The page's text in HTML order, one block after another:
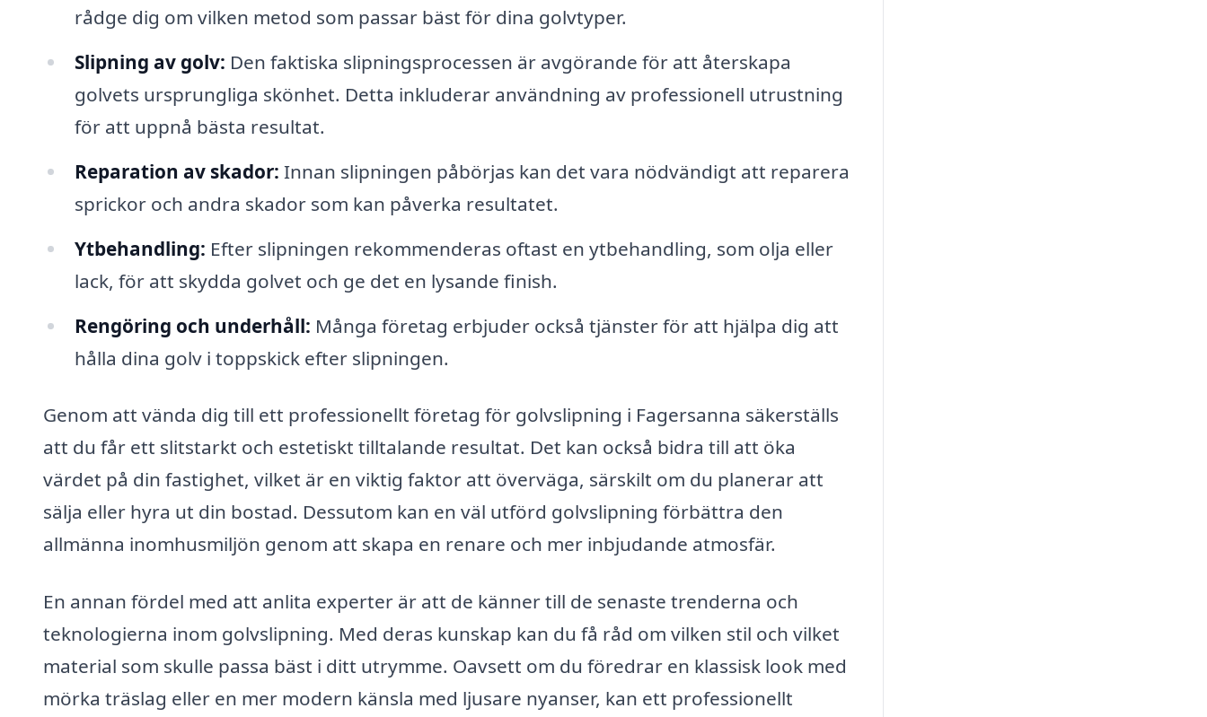
rådge dig om vilken metod som passar bäst för dina golvtyper.
Slipning av golv: Den faktiska slipningsprocessen är avgörande för att återskapa
golvets ursprungliga skönhet. Detta inkluderar användning av professionell utrustning
för att uppnå bästa resultat.
Reparation av skador: Innan slipningen påbörjas kan det vara nödvändigt att reparera
sprickor och andra skador som kan påverka resultatet.
Ytbehandling: Efter slipningen rekommenderas oftast en ytbehandling, som olja eller
lack, för att skydda golvet och ge det en lysande finish.
Rengöring och underhåll: Många företag erbjuder också tjänster för att hjälpa dig att
hålla dina golv i toppskick efter slipningen.
Genom att vända dig till ett professionellt företag för golvslipning i Fagersanna säkerställs
att du får ett slitstarkt och estetiskt tilltalande resultat. Det kan också bidra till att öka
värdet på din fastighet, vilket är en viktig faktor att överväga, särskilt om du planerar att
sälja eller hyra ut din bostad. Dessutom kan en väl utförd golvslipning förbättra den
allmänna inomhusmiljön genom att skapa en renare och mer inbjudande atmosfär.
En annan fördel med att anlita experter är att de känner till de senaste trenderna och
teknologierna inom golvslipning. Med deras kunskap kan du få råd om vilken stil och vilket
material som skulle passa bäst i ditt utrymme. Oavsett om du föredrar en klassisk look med
mörka träslag eller en mer modern känsla med ljusare nyanser, kan ett professionellt